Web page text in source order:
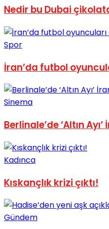
View All Result
Nedir bu Dubai
Spor
İran’da futbol
Sinema
Berlinale’de ‘Altın
Kadınca
Kıskançlık krizi çıktı!
Gündem